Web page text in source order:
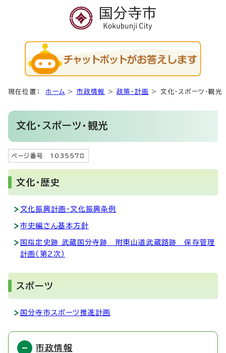
現在位置： ホーム > 市政情報 >政策・計画 > 文化・スポーツ・観光
文化・スポーツ・観光
ページ番号 1035578
文化・歴史
文化振興計画・文化振興条例
市史編さん基本方針
国指定史跡 武蔵国分寺跡 附東山道武蔵路跡 保存管理
計画（第2次）
スポーツ
国分寺市スポーツ推進計画
市政情報